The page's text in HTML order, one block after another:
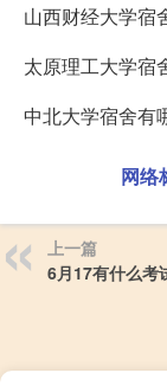
山西财经大学宿
太原理工大学宿
中北大学宿舍有
网络
上一篇
6月17有什么考